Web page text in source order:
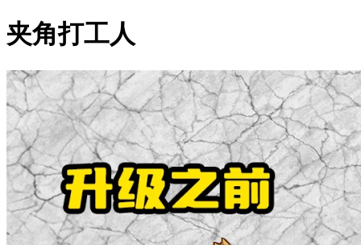
夹角打工人